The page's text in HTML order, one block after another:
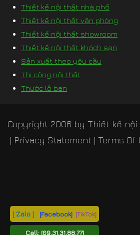
[ Zalo ] [Facebook] [TikTok]
Call: [09.31.31.88.77]
Thiết kế nội thất nhà phố
Thiết kế nội thất văn phòng
Thiết kế nội thất showroom
Thiết kế nội thất khách sạn
Sản xuất theo yêu cầu
Thi công nội thất
Thước lỗ ban
Copyright 2006 by Thiết kế nội
| Privacy Statement | Terms Of